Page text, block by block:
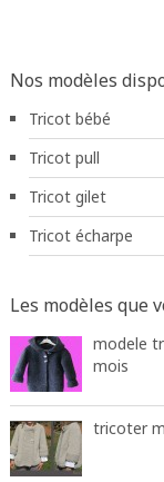
Nos modèles
Tricot bébé
Tricot pull
Tricot gilet
Tricot écharpe
Les modèles que
modele
mois
tricoter